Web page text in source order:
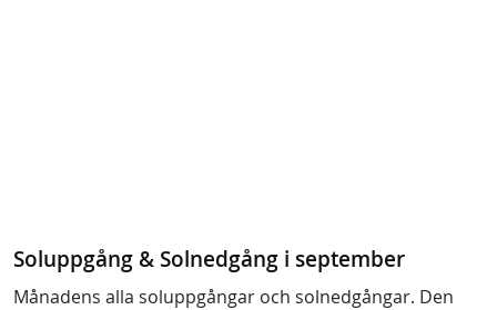
Soluppgång & Solnedgång i september
Månadens alla soluppgångar och solnedgångar. Den